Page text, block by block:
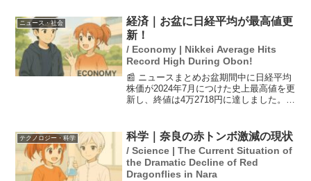
ニュース・社会
経済｜お盆に日経平均が最高値更
新！
/ Economy | Nikkei Average Hits
Record High During Obon!
📰 ニュースまとめお盆期間中に日経平均
株価が2024年7月につけた史上最高値を更
新し、終値は4万2718円に達しました。こ
高まったからです。また、投資家心理が
「FOMO...
テクノロジー・科学 科学｜奈良の赤トンボ激減の現状
/ Science | The Current Situation of
the Dramatic Decline of Red
Dragonflies in Nara